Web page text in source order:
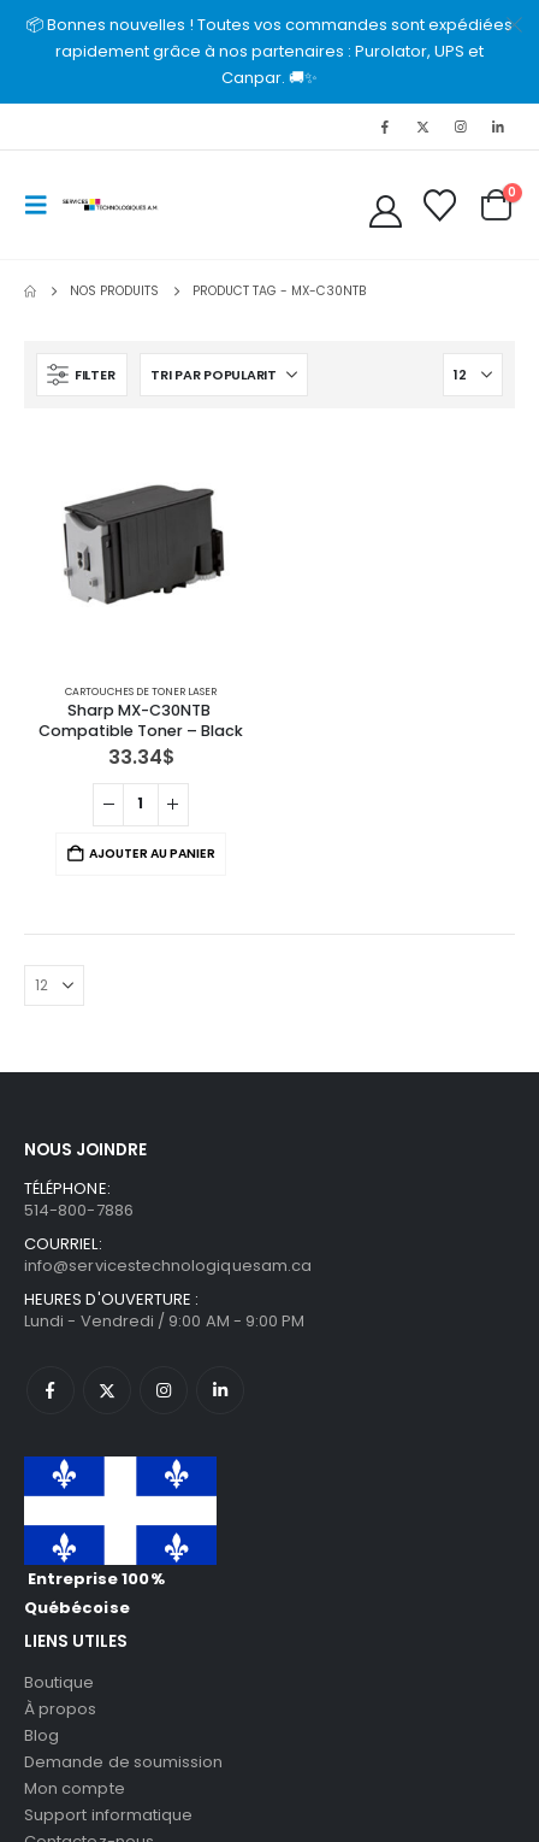
📦 Bonnes nouvelles ! Toutes vos commandes sont expédiées
rapidement grâce à nos partenaires : Purolator, UPS et
Canpar. 🚚✨
0
NOS PRODUITS PRODUCT TAG - MX-C30NTB
FILTER
CARTOUCHES DE TONER LASER
Sharp MX-C30NTB
Compatible Toner – Black
33.34$
AJOUTER AU PANIER
NOUS JOINDRE
TÉLÉPHONE:
514-800-7886
COURRIEL:
info@servicestechnologiquesam.ca
HEURES D'OUVERTURE :
Lundi - Vendredi / 9:00 AM - 9:00 PM
Entreprise 100%
Québécoise
LIENS UTILES
Boutique
À propos
Blog
Demande de soumission
Mon compte
Support informatique